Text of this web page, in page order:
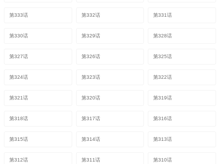
第333话 第332话 第331话
第330话 第329话 第328话
第327话 第326话 第325话
第324话 第323话 第322话
第321话 第320话 第319话
第318话 第317话 第316话
第315话 第314话 第313话
第312话 第311话 第310话